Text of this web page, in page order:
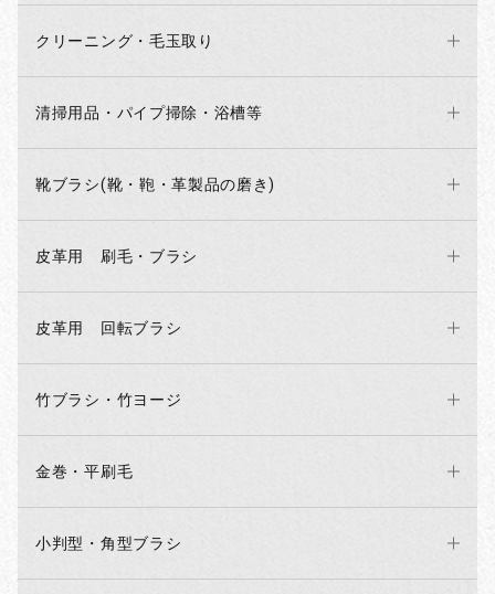
クリーニング・毛玉取り
清掃用品・パイプ掃除・浴槽等
靴ブラシ(靴・鞄・革製品の磨き)
皮革用 刷毛・ブラシ
皮革用 回転ブラシ
竹ブラシ・竹ヨージ
金巻・平刷毛
小判型・角型ブラシ